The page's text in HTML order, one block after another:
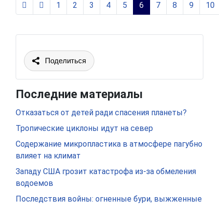
1 2 3 4 5 6 7 8 9 10
Поделиться
Последние материалы
Отказаться от детей ради спасения планеты?
Тропические циклоны идут на север
Содержание микропластика в атмосфере пагубно
влияет на климат
Западу США грозит катастрофа из-за обмеления
водоемов
Последствия войны: огненные бури, выжженные